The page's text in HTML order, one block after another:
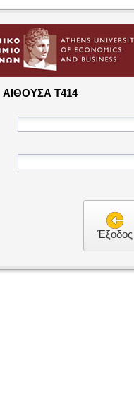
Έξοδος
ΑΙΘΟΥΣΑ T414